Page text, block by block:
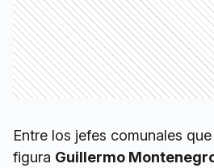
Entre los jefes comunales
figura Guillermo